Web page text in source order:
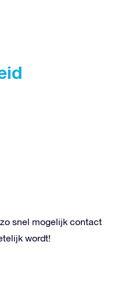
snel mogelijk contact
wordt!